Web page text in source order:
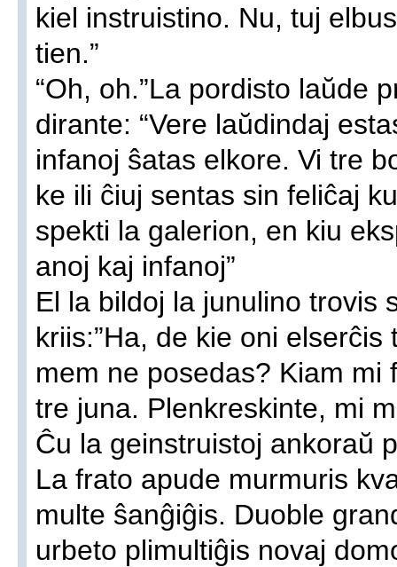
kiel instruistino. Nu, tuj
tien.”
“Oh, oh.”La pordisto laŭde
dirante: “Vere laŭdindaj
infanoj ŝatas elkore. Vi tre
ke ili ĉiuj sentas sin feliĉaj
spekti la galerion, en kiu
anoj kaj infanoj”
El la bildoj la junulino trovis
kriis:”Ha, de kie oni
mem ne posedas? Kiam mi
tre juna. Plenkreskinte, mi
Ĉu la geinstruistoj ankoraŭ
La frato apude murmuris
multe ŝanĝiĝis. Duoble
urbeto plimultiĝis novaj